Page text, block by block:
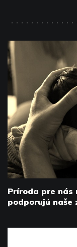
Príroda pre nás
podporujú naše